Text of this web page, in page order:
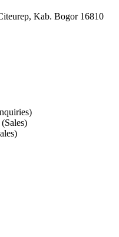
Kab. Bogor 16810